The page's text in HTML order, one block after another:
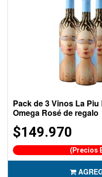
Pack de 3 Vinos La
Omega Rosé de regalo
$149.970
(Precios